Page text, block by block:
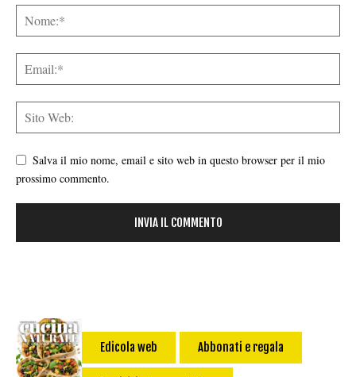
Salva il mio nome, email e sito web in questo browser per il mio
prossimo commento.
Edicola web Abbonati e regala